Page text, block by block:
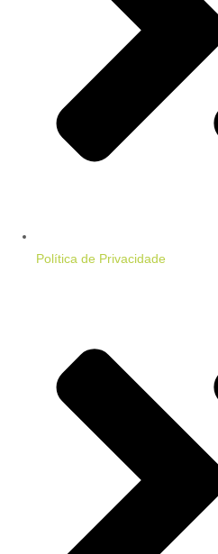
Política de Privacidade